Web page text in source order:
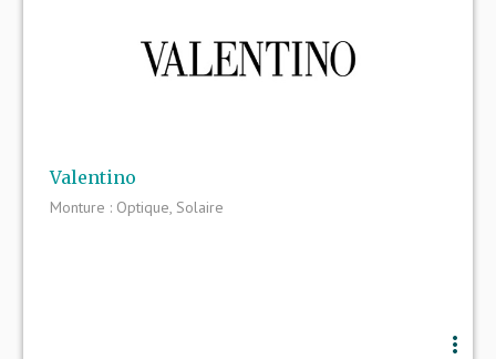
Valentino
Monture : Optique, Solaire
more_vert